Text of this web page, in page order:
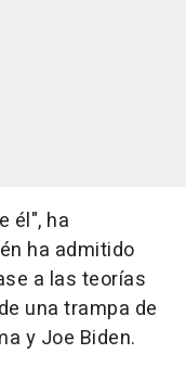
él", ha
ha admitido
a las teorías
una trampa de
y Joe Biden.